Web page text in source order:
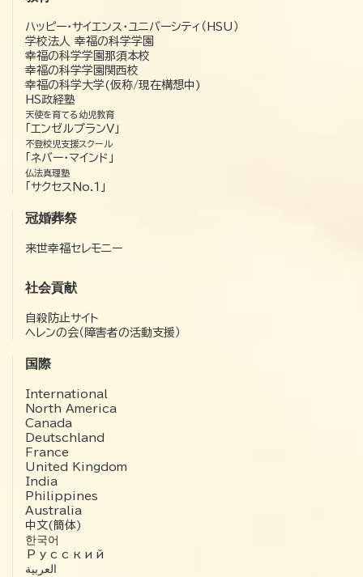
ハッピー・サイエンス・ユニバーシティ（HSU）
学校法人 幸福の科学学園
幸福の科学学園那須本校
幸福の科学学園関西校
幸福の科学大学(仮称/現在構想中)
HS政経塾
天使を育てる幼児教育
「エンゼルプランV」
不登校児支援スクール
「ネバー・マインド」
仏法真理塾
「サクセスNo.1」
冠婚葬祭
来世幸福セレモニー
社会貢献
自殺防止サイト
ヘレンの会（障害者の活動支援）
国際
International
North America
Canada
Deutschland
France
United Kingdom
India
Philippines
Australia
中文(簡体)
한국어
Русский
العربية‏